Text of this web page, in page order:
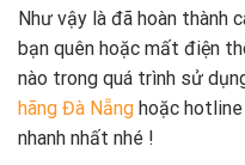
Như vậy là đã hoàn thành
bạn quên hoặc mất điện
nào trong quá trình sử
hãng Đà Nẵng hoặc hotline
nhanh nhất nhé !